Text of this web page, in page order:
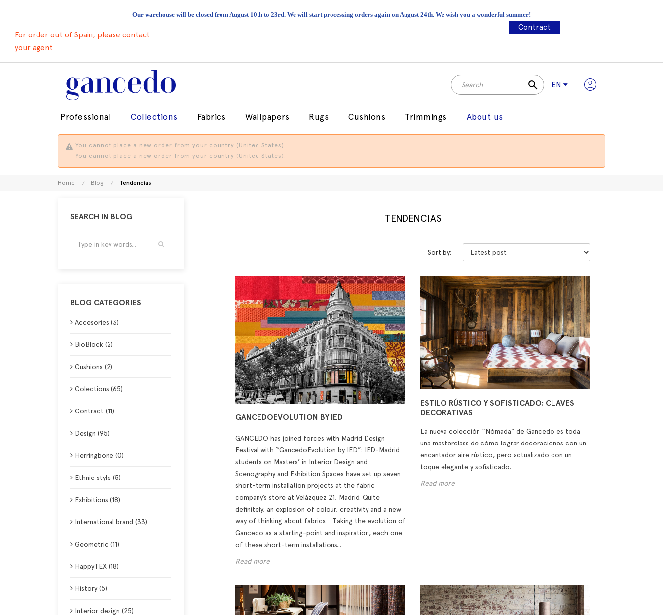
Our warehouse will be closed from August 10th to 23rd. We will start processing orders again on August 24th. We wish you a wonderful summer!
For order out of Spain, please contact
your agent
Contract
search EN
Professional Collections Fabrics Wallpapers Rugs Cushions Trimmings About us
You cannot place a new order from your country (United States).
You cannot place a new order from your country (United States).
Home Blog Tendencias
SEARCH IN BLOG
BLOG CATEGORIES
Accesories (3)
BioBlock (2)
Cushions (2)
Colections (65)
Contract (11)
Design (95)
Herringbone (0)
Ethnic style (5)
Exhibitions (18)
International brand (33)
Geometric (11)
HappyTEX (18)
History (5)
Interior design (25)
TENDENCIAS
Sort by:
GANCEDOEVOLUTION BY IED
GANCEDO has joined forces with Madrid Design
Festival with “GancedoEvolution by IED”: IED-Madrid
students on Masters’ in Interior Design and
Scenography and Exhibition Spaces have set up seven
short-term installation projects at the fabric
company’s store at Velázquez 21, Madrid. Quite
definitely, an explosion of colour, creativity and a new
way of thinking about fabrics. Taking the evolution of
Gancedo as a starting-point and inspiration, each one
of these short-term installations...
Read more
ESTILO RÚSTICO Y SOFISTICADO: CLAVES
DECORATIVAS
La nueva colección “Nómada” de Gancedo es toda
una masterclass de cómo lograr decoraciones con un
encantador aire rústico, pero actualizado con un
toque elegante y sofisticado.
Read more